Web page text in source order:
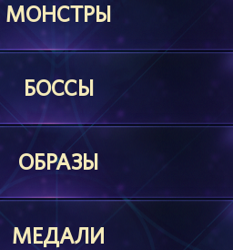
МОНСТРЫ
БОССЫ
ОБРАЗЫ
МЕДАЛИ